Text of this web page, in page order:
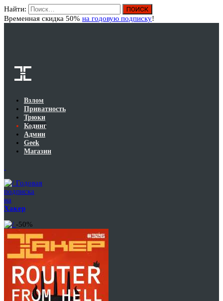
Найти:
Временная скидка 50% на годовую подписку!
Взлом
Приватность
Трюки
Кодинг
Админ
Geek
Магазин
Годовая
подписка
на
Хакер
-50%